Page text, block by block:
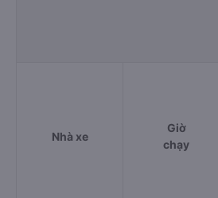
Nhà xe
Giờ
chạy